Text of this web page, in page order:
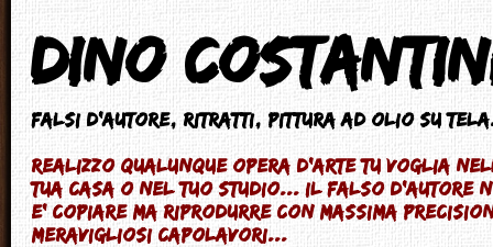
Dino
Falsi d'autore, ritratti, pittura ad olio su
Realizzo qualunque opera d'arte tu voglia
tua casa o nel tuo studio... il falso d'autore
e' copiare ma riprodurre con massima
meravigliosi capolavori...